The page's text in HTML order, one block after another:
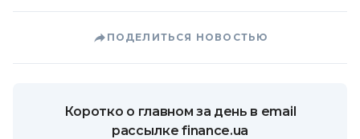
ПОДЕЛИТЬСЯ НОВОСТЬЮ
Коротко о главном за день в email
рассылке finance.ua